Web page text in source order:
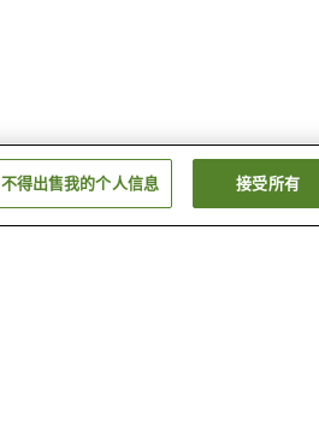
不得出售我的个人信息 接受所有